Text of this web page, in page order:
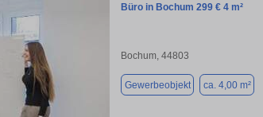
Büro in Bochum 299 € 4 m²
Bochum, 44803
Gewerbeobjekt ca. 4,00 m²